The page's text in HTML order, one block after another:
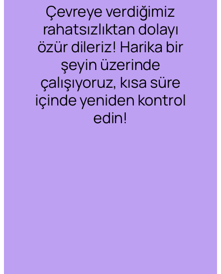
Çevreye verdiğimiz
rahatsızlıktan dolayı
özür dileriz! Harika bir
şeyin üzerinde
çalışıyoruz, kısa süre
içinde yeniden kontrol
edin!